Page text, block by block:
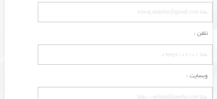
تلفن :
وبسایت :